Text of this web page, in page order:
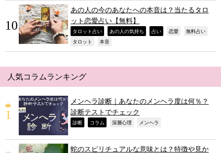
あの人の今のあなたへの本音は？当たるタロ
ット恋愛占い【無料】
タロット占い あの人の気持ち 占い 恋愛 無料占い
タロット 本音
人気コラムランキング
メンヘラ診断｜あなたのメンヘラ度は何％？
診断テストでチェック
診断 コラム 深層心理 メンヘラ
蛇のスピリチュアルな意味とは？特徴や見か